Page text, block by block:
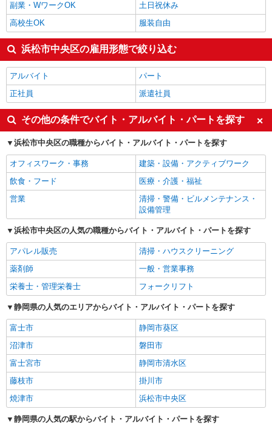
副業・WワークOK
土日祝休み
高校生OK
服装自由
浜松市中央区の雇用形態で絞り込む
アルバイト
パート
正社員
派遣社員
その他の条件でバイト・アルバイト・パートを探す
浜松市中央区の職種からバイト・アルバイト・パートを探す
オフィスワーク・事務
建築・設備・アクティブワーク
飲食・フード
医療・介護・福祉
営業
清掃・警備・ビルメンテナンス・
設備管理
浜松市中央区の人気の職種からバイト・アルバイト・パートを探す
アパレル販売
清掃・ハウスクリーニング
薬剤師
一般・営業事務
栄養士・管理栄養士
フォークリフト
静岡県の人気のエリアからバイト・アルバイト・パートを探す
富士市
静岡市葵区
沼津市
磐田市
富士宮市
静岡市清水区
藤枝市
掛川市
焼津市
浜松市中央区
静岡県の人気の駅からバイト・アルバイト・パートを探す